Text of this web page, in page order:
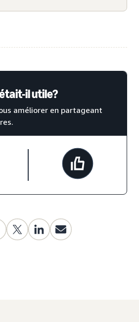
il utile?
améliorer en partageant